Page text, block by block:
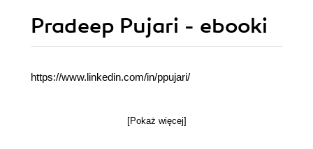
Pradeep Pujari - ebooki
https://www.linkedin.com/in/ppujari/
[Pokaż więcej]